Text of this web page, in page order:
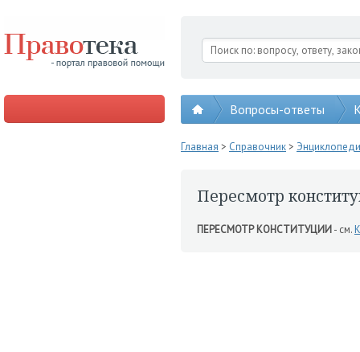
Вопросы-ответы
Главная > Справочник>
Пересмотр
ПЕРЕСМОТР КОНСТИТУЦИИ- см.